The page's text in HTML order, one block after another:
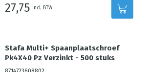
27,75 incl. BTW
Stafa Multi+ Spaanplaatschroef
Pk4X40 Pz Verzinkt - 500 stuks